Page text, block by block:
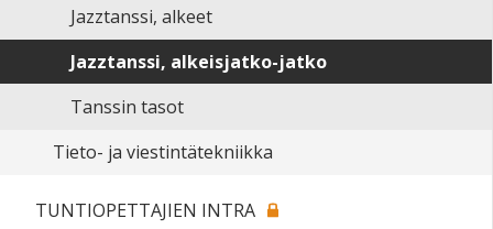
Jazztanssi, alkeet
Jazztanssi, alkeisjatko-jatko
Tanssin tasot
Tieto- ja viestintätekniikka
TUNTIOPETTAJIEN INTRA